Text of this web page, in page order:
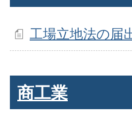
工場立地法の届
商工業